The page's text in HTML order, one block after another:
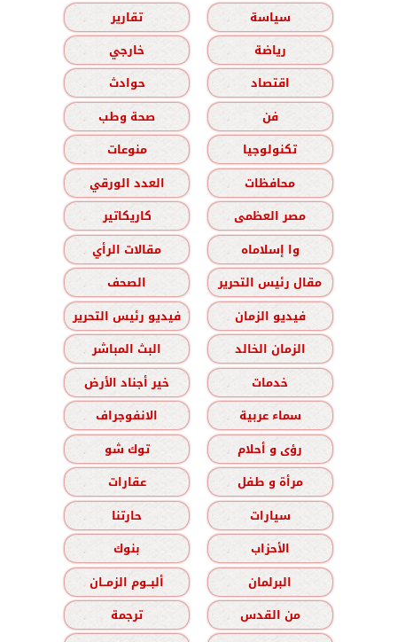
سياسة
تقارير
رياضة
خارجي
اقتصاد
حوادث
فن
صحة وطب
تكنولوجيا
منوعات
محافظات
العدد الورقي
مصر العظمى
كاريكاتير
وا إسلاماه
مقالات الرأي
مقال رئيس التحرير
الصحف
فيديو الزمان
فيديو رئيس التحرير
الزمان الخالد
البث المباشر
خدمات
خير أجناد الأرض
سماء عربية
الانفوجراف
رؤى و أحلام
توك شو
مرأة و طفل
عقارات
سيارات
حارتنا
الأحزاب
بنوك
البرلمان
ألبــوم الزمــان
من القدس
ترجمة